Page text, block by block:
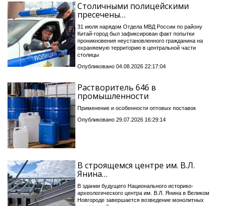
Столичными полицейскими
пресечены…
31 июля нарядом Отдела МВД России по району
Китай-город был зафиксирован факт попытки
проникновения неустановленного гражданина на
охраняемую территорию в центральной части
столицы
Опубликовано 04.08.2026 22:17:04
Растворитель 646 в
промышленности
Применение и особенности оптовых поставок
Опубликовано 29.07.2026 16:29:14
В строящемся центре им. В.Л.
Янина…
В здании будущего Национального историко-
археологического центра им. В.Л. Янина в Великом
Новгороде завершается возведение монолитных